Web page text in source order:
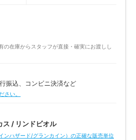
の在庫からスタッフが直接・確実にお渡しし
振込、コンビニ決済など
さい。
ス / リンドビオル
ンハザード/グランカイン）の正確な販売単位